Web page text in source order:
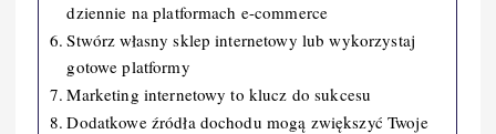
dziennie na platformach e-commerce
Stwórz własny sklep internetowy lub wykorzystaj
gotowe platformy
Marketing internetowy to klucz do sukcesu
Dodatkowe źródła dochodu mogą zwiększyć Twoje